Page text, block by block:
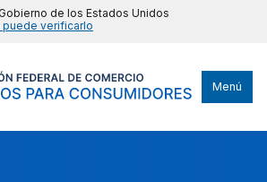
de los Estados Unidos
verificarlo
Menú